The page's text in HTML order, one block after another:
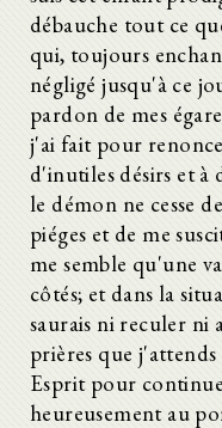
débauche tout ce
qui, toujours
négligé jusqu'à ce
pardon de mes
j'ai fait pour
d'inutiles désirs et à
le démon ne cesse
piéges et de me
me semble qu'une
côtés; et dans la
saurais ni reculer ni
prières que
Esprit pour
heureusement au